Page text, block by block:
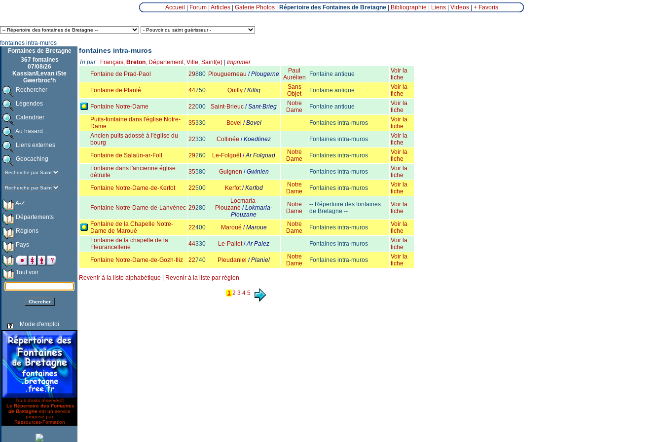
Accueil Forum| Articles| Galerie Photos| Répertoire des Fontaines de Bretagne| Bibliographie Liens| Videos| + Favoris
fontaines intra-muros
Fontaines de Bretagne
367 fontaines
07/08/26
Kassian/Levan /Ste
Gwerbroc’h
Rechercher
Légendes
Calendrier
Au hasard...
Liens externes
Geocaching
A-Z
Départements
Régions
Pays
Tout voir
Mode d'emploi
Tous droits réservés©
Le Répertoire des Fontaines
de Bretagne est un service
proposé par
Ressources-Formation
fontaines intra-muros
Tri par: Français, Breton, Département, Ville, Saint(e)
Imprimer
Fontaine de Prad-Paol
29880 Plouguerneau /Plougerne
Paul
Aurélien
Fontaine antique
Voir la
fiche
Fontaine de Planté
44750 Quilly/Killig
Sans
Objet
Fontaine antique
Voir la
fiche
Fontaine Notre-Dame
22000 Saint-Brieuc /Sant-Brieg
Notre
Dame
Fontaine antique
Voir la
fiche
Puits-fontaine dans l'église Notre-
Dame
35330 Bovel /Bovel Fontaines intra-muros
Voir la
fiche
Ancien puits adossé à l'église du
bourg
22330 Collinée /Koedlinez Fontaines intra-muros
Voir la
fiche
Fontaine de Salaün-ar-Foll
29260 Le-Folgoët/Ar Folgoad
Notre
Dame
Fontaines intra-muros
Voir la
fiche
Fontaine dans l'ancienne église
détruite
35580 Guignen /Gwinien Fontaines intra-muros
Voir la
fiche
Fontaine Notre-Dame-de-Kerfot
22500 Kerfot/Kerfod
Notre
Dame
Fontaines intra-muros
Voir la
fiche
Fontaine Notre-Dame-de-Lanvénec 29280
Locmaria-
Plouzané /Lokmaria-
Plouzane
Notre
Dame
-- Répertoire des fontaines
de Bretagne --
Voir la
fiche
Fontaine de la Chapelle Notre-
Dame de Maroué
22400 Maroué /Maroue
Notre
Dame
Fontaines intra-muros
Voir la
fiche
Fontaine de la chapelle de la
Fleurancellerie
44330 Le-Pallet/Ar Palez Fontaines intra-muros
Voir la
fiche
Fontaine Notre-Dame-de-Gozh-Iliz
22740 Pleudaniel /Planiel
Notre
Dame
Fontaines intra-muros
Voir la
fiche
Revenir à la liste alphabétique Revenir à la liste par région
1 2 3 4 5